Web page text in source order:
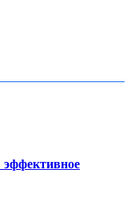
эффективное